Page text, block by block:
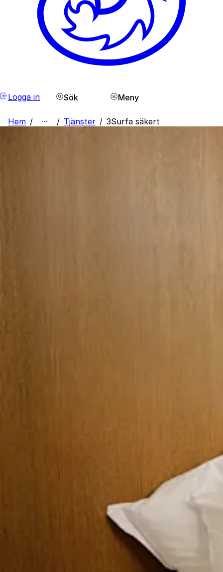
Logga in Sök Meny
Hem / / Tjänster / 3Surfa säkert